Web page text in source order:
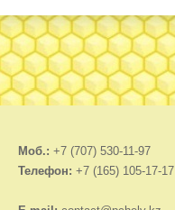
Моб.: +7 (707) 530-11-97
Телефон: +7 (165) 105-17-17